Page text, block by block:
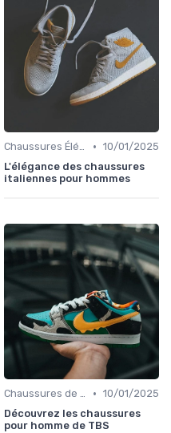
Chaussures Élégantes et de Cérémonie • 10/01/2025
L'élégance des chaussures
italiennes pour hommes
Chaussures de Ville • 10/01/2025
Découvrez les chaussures
pour homme de TBS